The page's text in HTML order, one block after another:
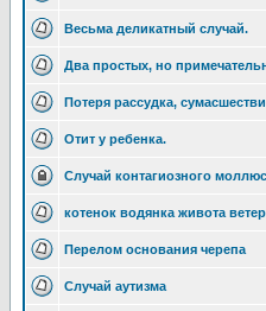
Весьма деликатный случай.
Два простых, но
Потеря рассудка,
Отит у ребенка.
Случай контагиозного
котенок водянка живота
Перелом основания черепа
Случай аутизма